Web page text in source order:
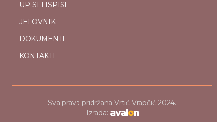
UPISI I ISPISI
JELOVNIK
DOKUMENTI
KONTAKTI
Sva prava pridržana Vrtić Vrapčić 2024.
Izrada: